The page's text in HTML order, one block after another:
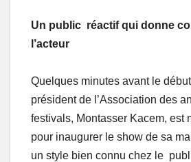
Un public réactif qui donne
l’acteur
Quelques minutes avant le
président de l’Association des
festivals, Montasser Kacem, est
pour inaugurer le show de sa
un style bien connu chez le